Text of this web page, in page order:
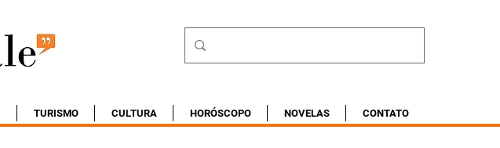
TURISMO CULTURA HORÓSCOPO NOVELAS CONTATO